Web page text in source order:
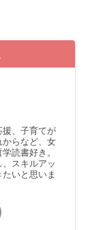
援、子育てが
からなど、女
読書好き。
スキルアッ
いと思いま